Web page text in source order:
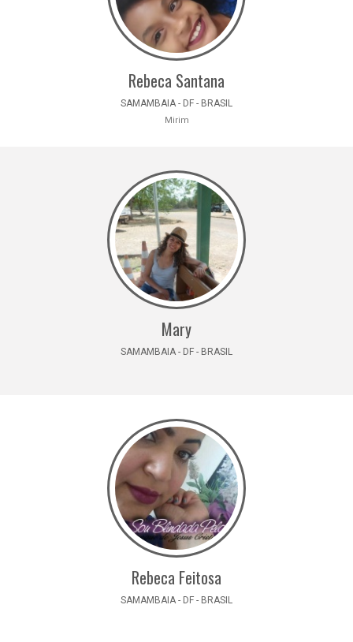
Rebeca Santana
SAMAMBAIA - DF - BRASIL
Mirim
Mary
SAMAMBAIA - DF - BRASIL
Rebeca Feitosa
SAMAMBAIA - DF - BRASIL